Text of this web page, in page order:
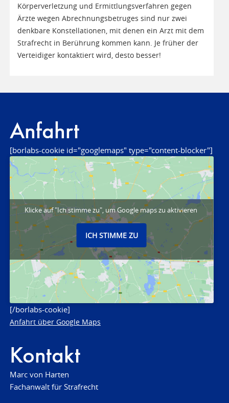
Körperverletzung und Ermittlungsverfahren gegen
Ärzte wegen Abrechnungsbetruges sind nur zwei
denkbare Konstellationen, mit denen ein Arzt mit dem
Strafrecht in Berührung kommen kann. Je früher der
Verteidiger kontaktiert wird, desto besser!
Anfahrt
[borlabs-cookie id="googlemaps" type="content-blocker"]
Klicke auf "Ich stimme zu", um Google maps zu aktivieren
ICH STIMME ZU
[/borlabs-cookie]
Anfahrt über Google Maps
Kontakt
Marc von Harten
Fachanwalt für Strafrecht